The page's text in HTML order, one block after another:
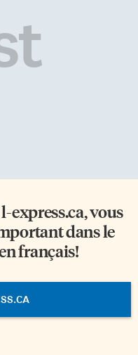
l-express.ca, vous
dans le
français!